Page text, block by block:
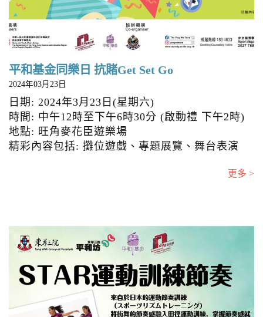
平和基金同樂日 抗賭Get Set Go
2024年03月23日
日期: 2024年3月23日(星期六)
時間: 中午12時至下午6時30分 (啟動禮 下午2時)
地點: 旺角麥花臣遊樂場
精彩內容包括: 攤位遊戲、專題展覽、舞台表演
更多 >